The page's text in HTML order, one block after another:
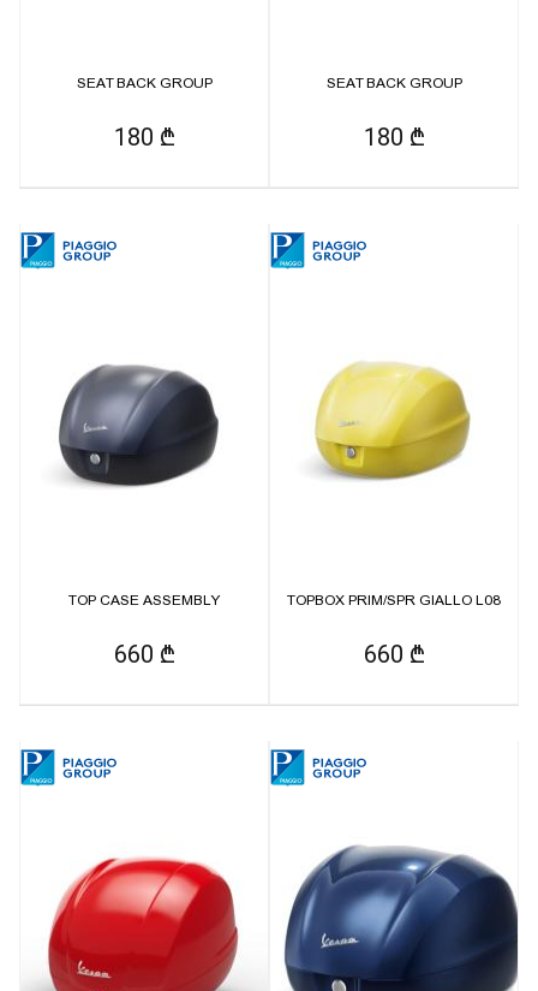
SEAT BACK GROUP
180 ₾
SEAT BACK GROUP
180 ₾
TOP CASE ASSEMBLY
660 ₾
TOPBOX PRIM/SPR GIALLO L08
660 ₾